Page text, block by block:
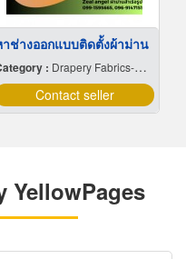
ช่างออกแบบติดตั้งผ้าม่าน
: Drapery Fabrics-Wholesale & Manufacturers
Contact seller
YellowPages